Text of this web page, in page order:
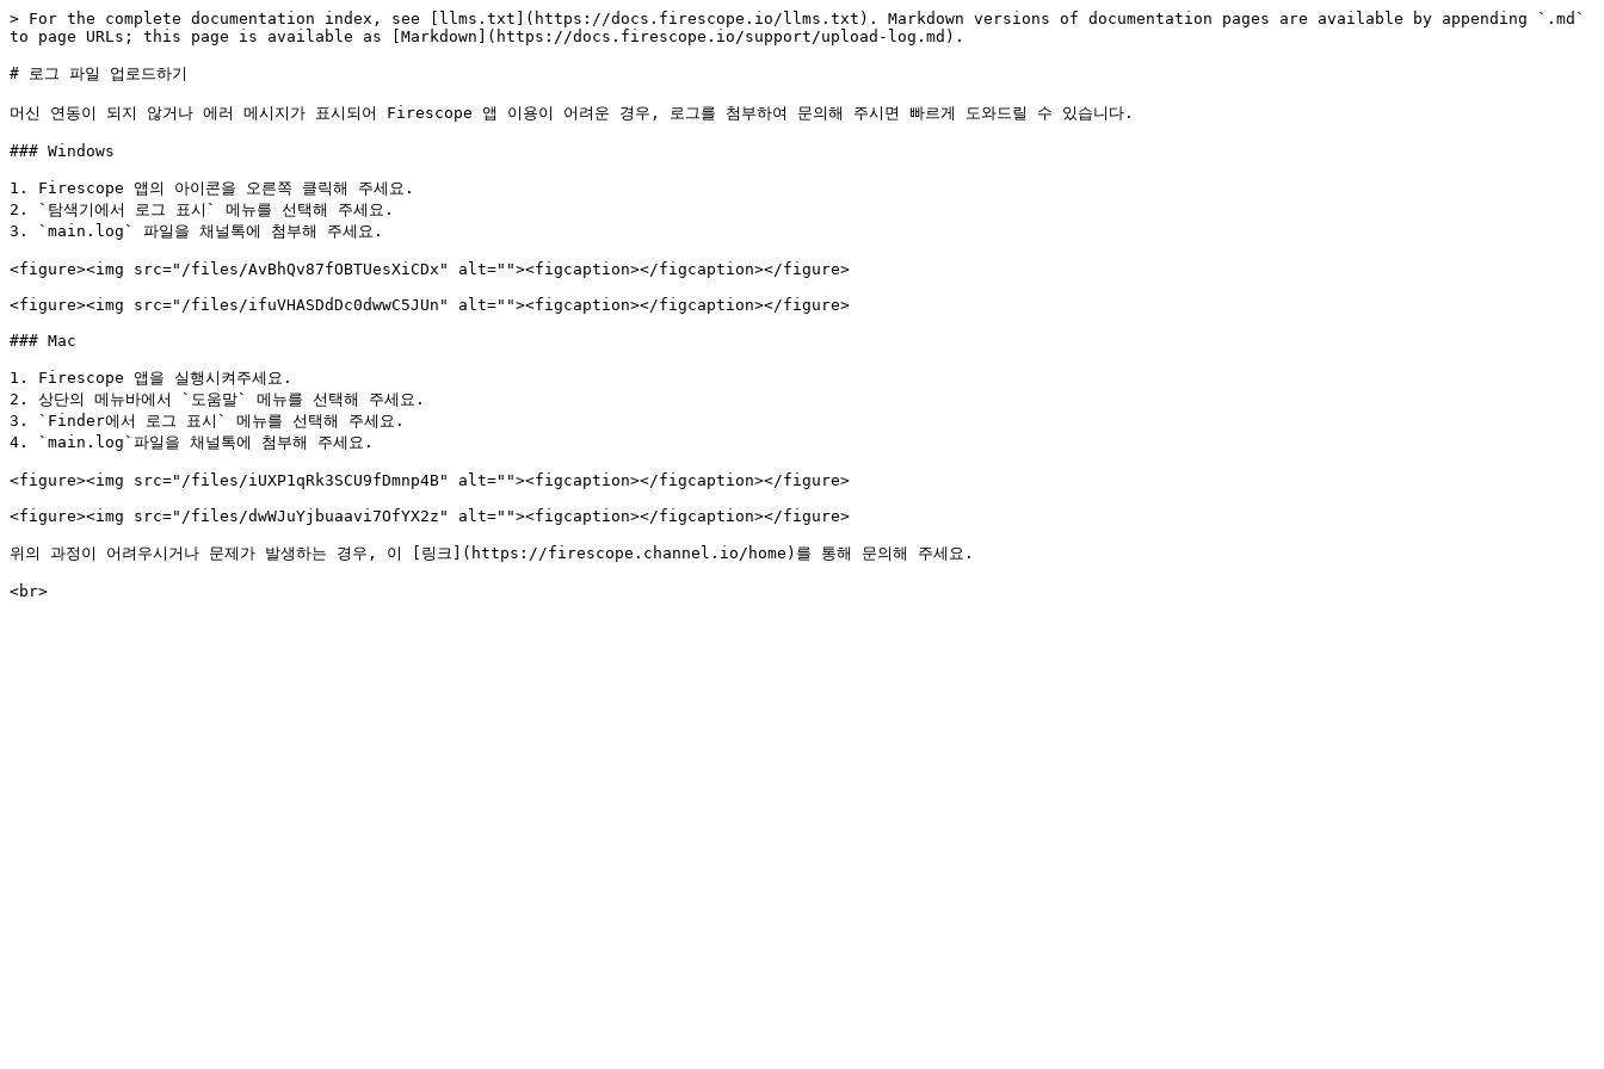
> For the complete documentation index, see [llms.txt](https://docs.firescope.io/llms.txt). Markdown versions of documentation pages are available by appending `.md`
to page URLs; this page is available as [Markdown](https://docs.firescope.io/support/upload-log.md).
# 로그 파일 업로드하기
머신 연동이 되지 않거나 에러 메시지가 표시되어 Firescope 앱 이용이 어려운 경우, 로그를 첨부하여 문의해 주시면 빠르게 도와드릴 수 있습니다.
### Windows
1. Firescope 앱의 아이콘을 오른쪽 클릭해 주세요.
2. `탐색기에서 로그 표시` 메뉴를 선택해 주세요.
3. `main.log` 파일을 채널톡에 첨부해 주세요.
<figure><img src="/files/AvBhQv87fOBTUesXiCDx" alt=""><figcaption></figcaption></figure>
<figure><img src="/files/ifuVHASDdDc0dwwC5JUn" alt=""><figcaption></figcaption></figure>
### Mac
1. Firescope 앱을 실행시켜주세요.
2. 상단의 메뉴바에서 `도움말` 메뉴를 선택해 주세요.
3. `Finder에서 로그 표시` 메뉴를 선택해 주세요.
4. `main.log`파일을 채널톡에 첨부해 주세요.
<figure><img src="/files/iUXP1qRk3SCU9fDmnp4B" alt=""><figcaption></figcaption></figure>
<figure><img src="/files/dwWJuYjbuaavi7OfYX2z" alt=""><figcaption></figcaption></figure>
위의 과정이 어려우시거나 문제가 발생하는 경우, 이 [링크](https://firescope.channel.io/home)를 통해 문의해 주세요.